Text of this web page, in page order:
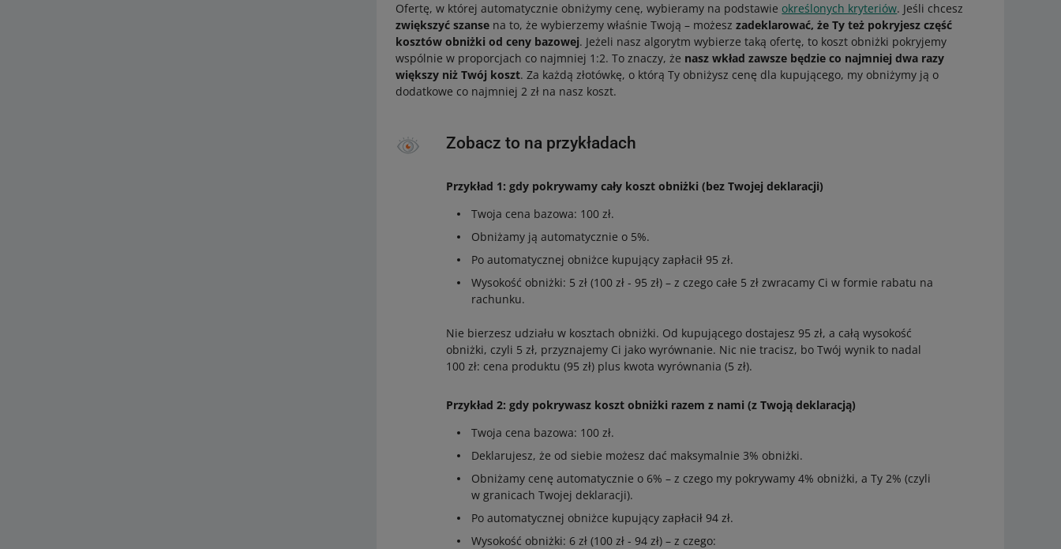
Ofertę, w której automatycznie obniżymy cenę, wybieramy na podstawie określonych kryteriów. Jeśli chcesz
zwiększyć szanse na to, że wybierzemy właśnie Twoją – możeszzadeklarować, że Ty też pokryjesz część
kosztów obniżki od ceny bazowej. Jeżeli nasz algorytm wybierze taką ofertę, to koszt obniżki pokryjemy
wspólnie w proporcjach co najmniej 1:2. To znaczy, że nasz wkład zawsze będzie co najmniej dwa razy
większy niż Twój koszt. Za każdą złotówkę, o którą Ty obniżysz cenę dla kupującego, my obniżymy ją o
dodatkowe co najmniej 2 zł na nasz koszt.
Zobacz to na przykładach
Przykład 1: gdy pokrywamy cały koszt obniżki (bez Twojej deklaracji)
Twoja cena bazowa: 100 zł.
Obniżamy ją automatycznie o 5%.
Po automatycznej obniżce kupujący zapłacił 95 zł.
Wysokość obniżki: 5 zł (100 zł - 95 zł) – z czego całe 5 zł zwracamy Ci w formie rabatu na
rachunku.
Nie bierzesz udziału w kosztach obniżki. Od kupującego dostajesz 95 zł, a całą wysokość
obniżki, czyli 5 zł, przyznajemy Ci jako wyrównanie. Nic nie tracisz, bo Twój wynik to nadal
100 zł: cena produktu (95 zł) plus kwota wyrównania (5 zł).
Przykład 2: gdy pokrywasz koszt obniżki razem z nami (z Twoją deklaracją)
Twoja cena bazowa: 100 zł.
Deklarujesz, że od siebie możesz dać maksymalnie 3% obniżki.
Obniżamy cenę automatycznie o 6% – z czego my pokrywamy 4% obniżki, a Ty 2% (czyli
w granicach Twojej deklaracji).
Po automatycznej obniżce kupujący zapłacił 94 zł.
Wysokość obniżki: 6 zł (100 zł - 94 zł) – z czego: